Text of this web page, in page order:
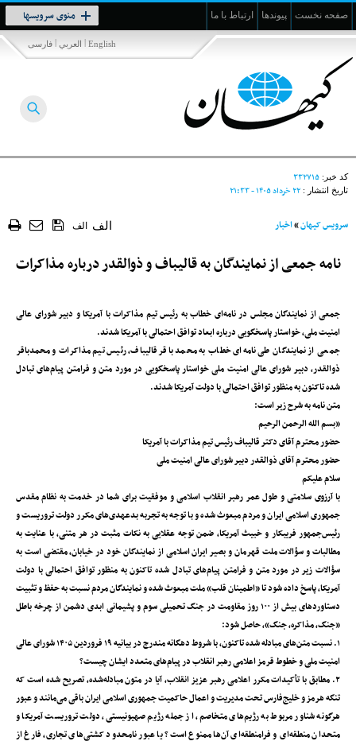
صفحه نخست پیوندها ارتباط با ما منوی سرویسها
Toggle
navigation
فارسی | العربي | English
کد خبر: ۳۳۲۷۱۵
تاریخ انتشار : ۲۲ خرداد ۱۴۰۵ - ۲۱:۳۳
سرویس کیهان»اخبار الف الف
نامه جمعی از نمایندگان به قالیباف و ذوالقدر درباره مذاکرات
جمعی از نمایندگان مجلس در نامه‌ای خطاب به رئیس تیم مذاکرات با آمریکا و دبیر شورای عالی
امنیت ملی، خواستار پاسخگویی درباره ابعاد توافق احتمالی با آمریکا شدند.
جمعی از نمایندگان طی نامه‌ای خطاب به محمد باقر قالیباف، رئیس تیم مذاکرات و محمدباقر
ذوالقدر، دبیر شورای عالی امنیت ملی خواستار پاسخگویی در مورد متن و فرامتن پیام‌های تبادل
شده تاکنون به منظور توافق احتمالی با دولت آمریکا شدند.
متن نامه به شرح زیر است:
«بسم الله الرحمن الرحیم
حضور محترم آقای دکتر قالیباف رئیس تیم مذاکرات با آمریکا
حضور محترم آقای ذوالقدر دبیر شورای عالی امنیت ملی
سلام علیکم
با آرزوی سلامتی و طول عمر رهبر انقلاب اسلامی و موفقیت برای شما در خدمت به نظام مقدس
جمهوری اسلامی ایران و مردم مبعوث شده و با توجه به تجربه بدعهدی‌های مکرر دولت تروریست و
رئیس‌جمهور فریبکار و خبیث آمریکا، ضمن توجه عقلایی به نکات مثبت در هر متنی، با عنایت به
مطالبات و سؤالات ملت قهرمان و بصیر ایران اسلامی از نمایندگان خود در خیابان، مقتضی است به
سؤالات زیر در مورد متن و فرامتن پیام‌های تبادل شده تاکنون به منظور توافق احتمالی با دولت
آمریکا، پاسخ داده شود تا «اطمینان قلب» ملت مبعوث شده و نمایندگان مردم نسبت به حفظ و تثبیت
دستاوردهای بیش از ۱۰۰ روز مقاومت در جنگ تحمیلی سوم و پشیمانی ابدی دشمن از چرخه باطل
«جنگ، مذاکره، جنگ»، حاصل شود:
۱. نسبت متن‌های مبادله شده تاکنون، با شروط دهگانه مندرج در بیانیه ۱۹ فروردین ۱۴۰۵ شورای عالی
امنیت ملی و خطوط قرمز اعلامی رهبر انقلاب در پیام‌های متعدد ایشان چیست؟
۲. مطابق با تأکیدات مکرر اعلامی رهبر عزیز انقلاب، آیا در متون مبادله‌شده، تصریح شده است که
تنگه هرمز و خلیج‌فارس تحت مدیریت و اعمال حاکمیت جمهوری اسلامی ایران باقی می‌مانند و عبور
هرگونه شناور مربوط به رژیم‌های متخاصم، از جمله رژیم صهیونیستی، دولت تروریست آمریکا و
متحدان منطقه‌ای و فرامنطقه‌ای آن‌ها ممنوع است؟ یا عبور نامحدود کشتی‌های تجاری، فارغ از